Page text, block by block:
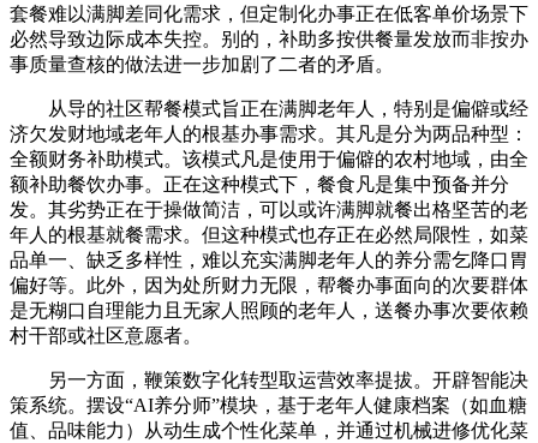
套餐难以满脚差同化需求，但定制化办事正在低客单价场景下
必然导致边际成本失控。别的，补助多按供餐量发放而非按办
事质量查核的做法进一步加剧了二者的矛盾。
从导的社区帮餐模式旨正在满脚老年人，特别是偏僻或经
济欠发财地域老年人的根基办事需求。其凡是分为两品种型：
全额财务补助模式。该模式凡是使用于偏僻的农村地域，由全
额补助餐饮办事。正在这种模式下，餐食凡是集中预备并分
发。其劣势正在于操做简洁，可以或许满脚就餐出格坚苦的老
年人的根基就餐需求。但这种模式也存正在必然局限性，如菜
品单一、缺乏多样性，难以充实满脚老年人的养分需乞降口胃
偏好等。此外，因为处所财力无限，帮餐办事面向的次要群体
是无糊口自理能力且无家人照顾的老年人，送餐办事次要依赖
村干部或社区意愿者。
另一方面，鞭策数字化转型取运营效率提拔。开辟智能决
策系统。摆设“AI养分师”模块，基于老年人健康档案（如血糖
值、品味能力）从动生成个性化菜单，并通过机械进修优化菜